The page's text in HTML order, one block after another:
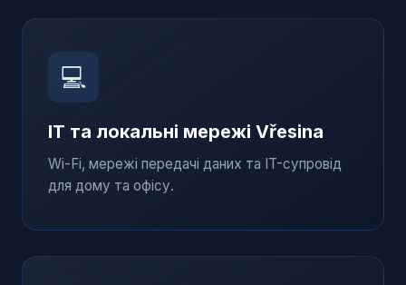
💻
IT та локальні мережі Vřesina
Wi-Fi, мережі передачі даних та IT-супровід
для дому та офісу.